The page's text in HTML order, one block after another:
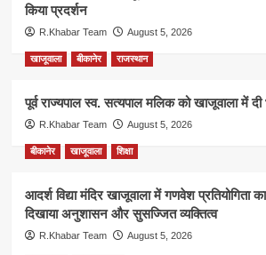
किया प्रदर्शन
R.Khabar Team August 5, 2026
खाजूवाला बीकानेर राजस्थान
पूर्व राज्यपाल स्व. सत्यपाल मलिक को खाजूवाला में दी
R.Khabar Team August 5, 2026
बीकानेर खाजूवाला शिक्षा
आदर्श विद्या मंदिर खाजूवाला में गणवेश प्रतियोगिता
दिखाया अनुशासन और सुसज्जित व्यक्तित्व
R.Khabar Team August 5, 2026